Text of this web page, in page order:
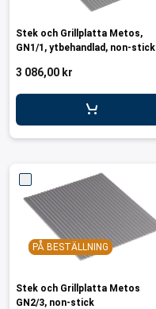
Stek och Grillplatta Metos,
GN1/1, ytbehandlad, non-stick
3 086,00 kr
PÅ BESTÄLLNING
Stek och Grillplatta Metos
GN2/3, non-stick